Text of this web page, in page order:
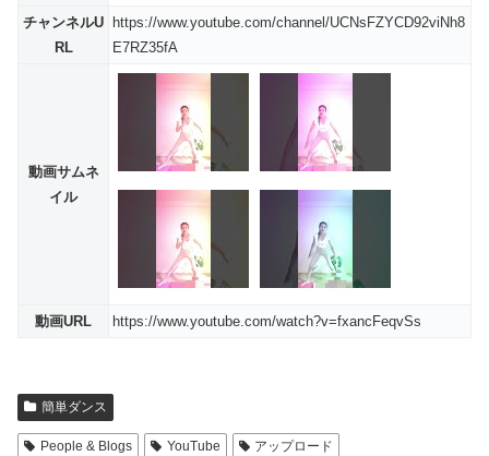
チャンネルU
RL
https://www.youtube.com/channel/UCNsFZYCD92viNh8
E7RZ35fA
動画サムネ
イル
動画URL https://www.youtube.com/watch?v=fxancFeqvSs
簡単ダンス
People & Blogs YouTube
アップロード